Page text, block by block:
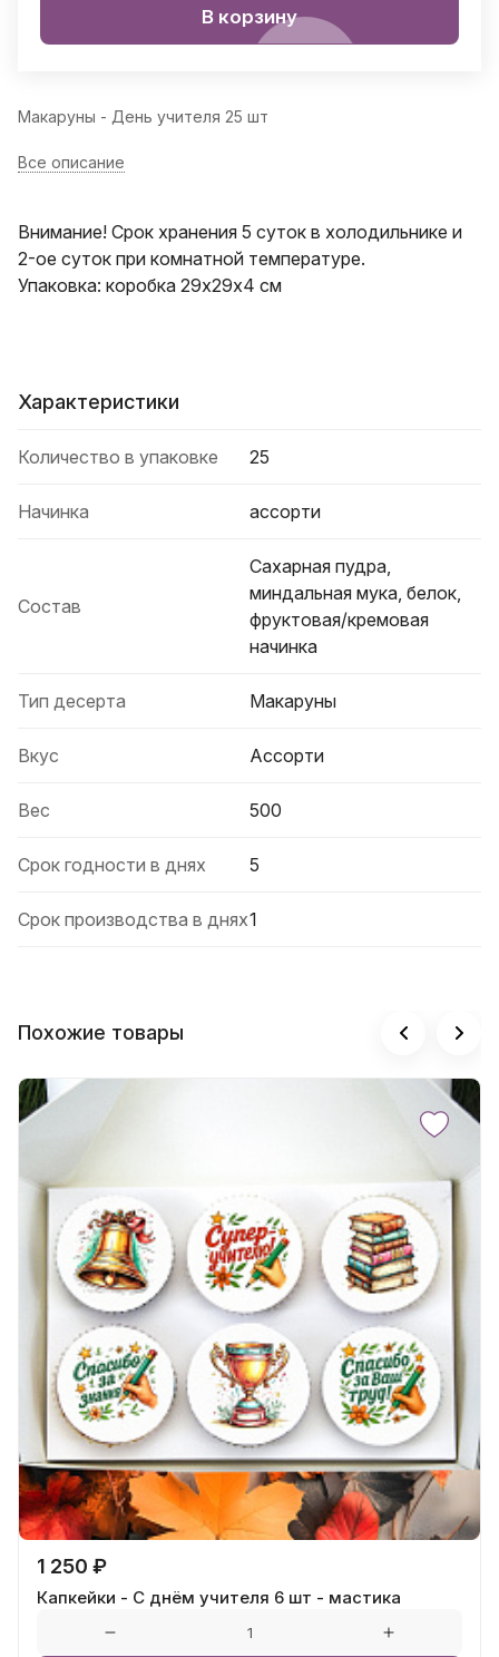
В корзину
Макаруны - День учителя 25 шт
Все описание
Внимание! Срок хранения 5 суток в холодильнике и
2-ое суток при комнатной температуре.
Упаковка: коробка 29х29х4 см
Характеристики
Количество в упаковке 25
Начинка ассорти
Состав
Сахарная пудра,
миндальная мука, белок,
фруктовая/кремовая
начинка
Тип десерта Макаруны
Вкус Ассорти
Вес 500
Срок годности в днях 5
Срок производства в днях1
Похожие товары
1 250 ₽
Капкейки - С днём учителя 6 шт - мастика